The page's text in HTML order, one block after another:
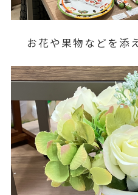
お花や果物などを添